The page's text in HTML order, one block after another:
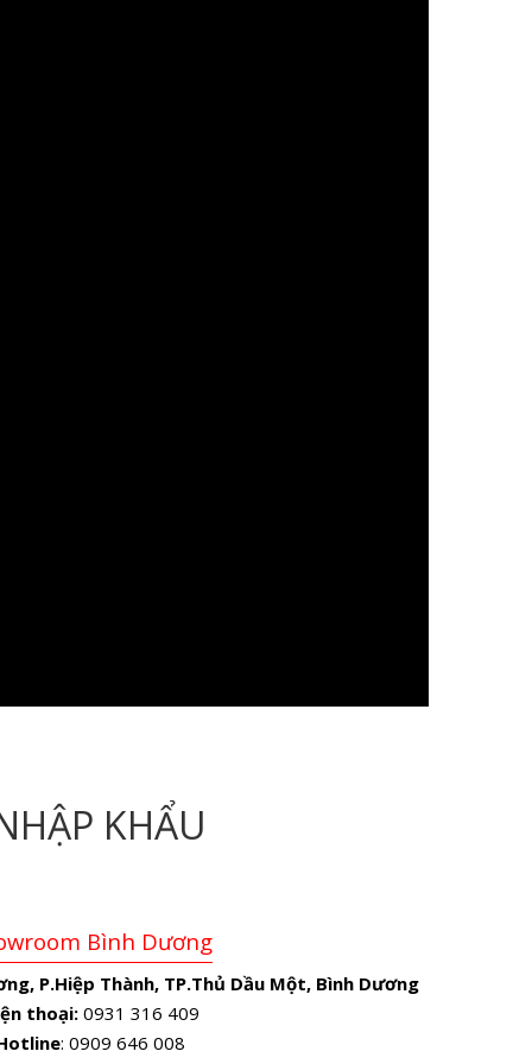
KHẨU
Bình Dương
P.Hiệp Thành, TP.Thủ Dầu Một, Bình Dương
thoại:0931 316 409
: 0909 646 008